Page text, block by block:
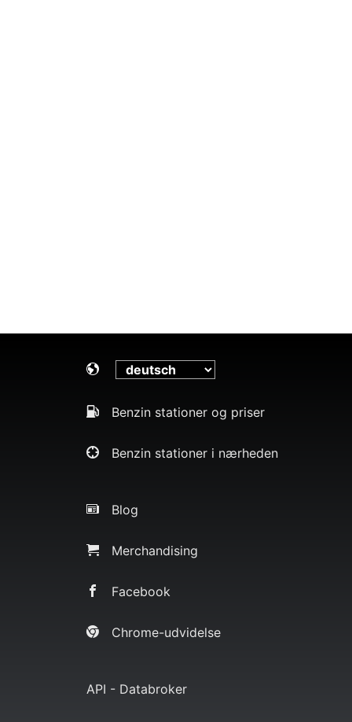
Benzin stationer og priser
Benzin stationer i nærheden
Blog
Merchandising
Facebook
Chrome-udvidelse
API - Databroker